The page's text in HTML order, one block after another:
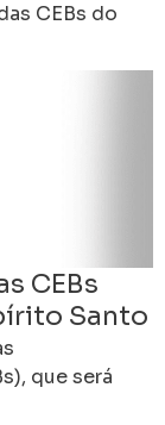
CEBs do
CEBs
Santo
que será